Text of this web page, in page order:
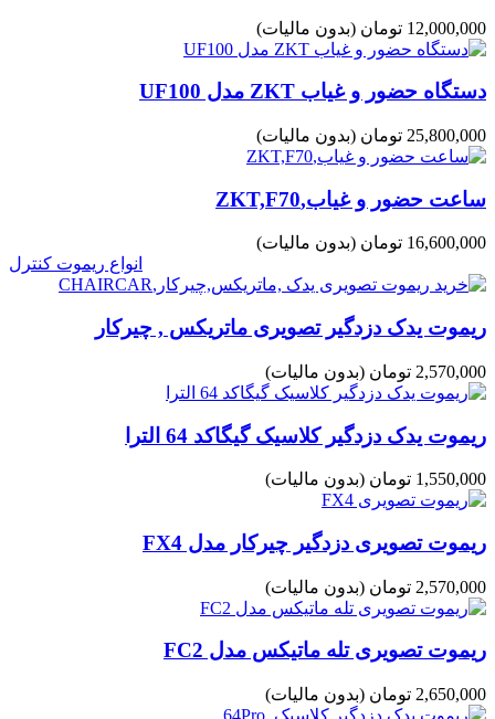
12,000,000 تومان (بدون مالیات)
دستگاه حضور و غیاب ZKT مدل UF100
25,800,000 تومان (بدون مالیات)
ساعت حضور و غیاب,ZKT,F70
16,600,000 تومان
(بدون مالیات)
انواع ریموت کنترل
ریموت یدک دزدگیر تصویری ماتریکس , چیرکار
2,570,000 تومان (بدون مالیات)
ریموت یدک دزدگیر کلاسیک گیگاکد 64 الترا
1,550,000 تومان (بدون مالیات)
ریموت تصویری دزدگیر چیرکار مدل FX4
2,570,000 تومان (بدون مالیات)
ریموت تصویری تله ماتیکس مدل FC2
2,650,000 تومان (بدون مالیات)